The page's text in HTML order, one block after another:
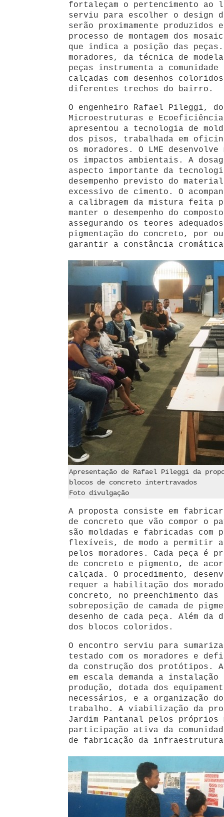
fortaleçam o pertencimento ao
serviu para escolher o design
serão proximamente
processo de montagem dos
que indica a posição das
moradores, da técnica de
peças instrumenta a
calçadas com desenhos
diferentes trechos do bairro.
O engenheiro Rafael Pileggi,
Microestruturas e
apresentou a tecnologia de
dos pisos, trabalhada em
os moradores. O LME
os impactos ambientais. A
aspecto importante da
desempenho previsto do
excessivo de cimento. O
a calibragem da mistura feita
manter o desempenho do
assegurando os teores
pigmentação do concreto, por
garantir a constância
Apresentação de Rafael Pileggi da
blocos de concreto intertravados
Foto divulgação
A proposta consiste em
de concreto que vão compor o
são moldadas e fabricadas com
flexíveis, de modo a permitir a
pelos moradores. Cada peça é
de concreto e pigmento, de
calçada. O procedimento,
requer a habilitação dos
concreto, no preenchimento das
sobreposição de camada de
desenho de cada peça. Além da
dos blocos coloridos.
O encontro serviu para
testado com os moradores e
da construção dos protótipos.
em escala demanda a instalação
produção, dotada dos
necessários, e a organização
trabalho. A viabilização da
Jardim Pantanal pelos próprios
participação ativa da
de fabricação da